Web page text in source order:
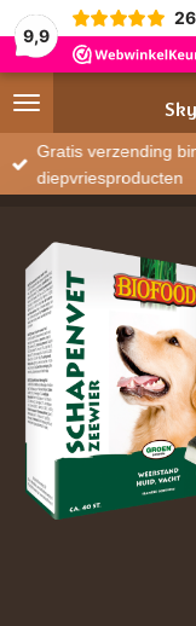
9,9
Gratis verzending
diepvriesproducten